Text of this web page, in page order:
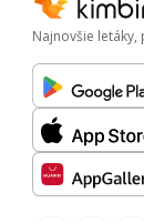
Najnovšie letáky,